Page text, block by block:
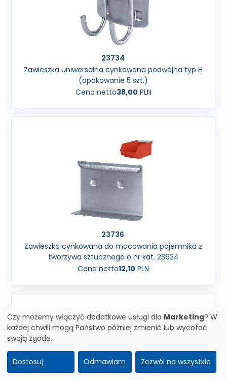
23734
Zawieszka uniwersalna cynkowana podwójna typ H
(opakowanie 5 szt.)
Cena netto38,00 PLN
23736
Zawieszka cynkowana do mocowania pojemnika z
tworzywa sztucznego o nr kat. 23624
Cena netto12,10 PLN
Czy możemy włączyć dodatkowe usługi dla Marketing? W
każdej chwili mogą Państwo później zmienić lub wycofać
swoją zgodę.
Dostosuj Odmawiam Zezwól na wszystkie